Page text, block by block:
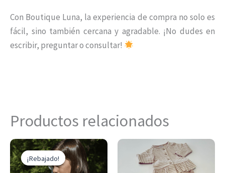
Con Boutique Luna, la experiencia de compra no solo es
fácil, sino también cercana y agradable. ¡No dudes en
escribir, preguntar o consultar!
Productos relacionados
¡Rebajado!
¡Rebajado!
El
precio
original
El
precio
actual
Este
producto